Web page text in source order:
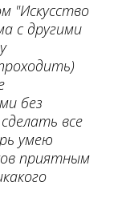
"Искусство
с другими
без
все
умею
приятным